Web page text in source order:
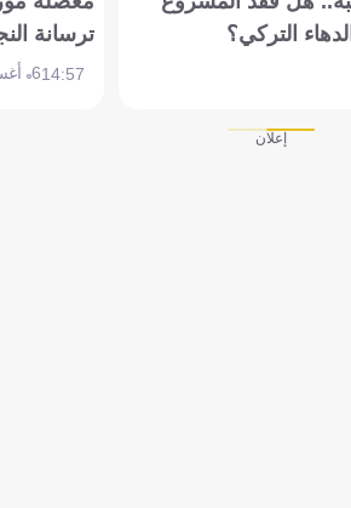
التركي؟
ترسانة
14:576 أغسطس 2026
إعلان